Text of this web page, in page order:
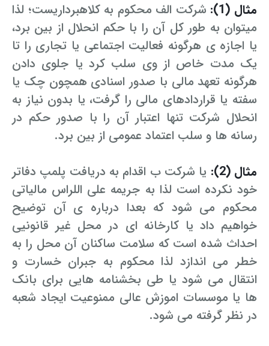
مثال (1):
شرکت الف محکوم به کلاهبرداریست؛ لذا
میتوان به طور کل آن را با حکم انحلال از بین برد،
یا اجازه ی هرگونه فعالیت اجتماعی یا تجاری را تا
یک مدت خاص از وی سلب کرد یا جلوی دادن
هرگونه تعهد مالی با صدور اسنادی همچون چک یا
سفته یا قراردادهای مالی را گرفت، یا بدون نیاز به
انحلال شرکت تنها اعتبار آن را با صدور حکم در
رسانه ها و سلب اعتماد عمومی از بین برد.
مثال (2):
یا شرکت ب اقدام به دریافت پلمپ دفاتر
خود نکرده است لذا به جریمه علی اللراس مالیاتی
محکوم می شود که بعدا درباره ی آن توضیح
خواهیم داد یا کارخانه ای در محل غیر قانونیی
احداث شده است که سلامت ساکنان آن محل را به
خطر می اندازد لذا محکوم به جبران خسارت و
انتقال می شود یا طی بخشنامه هایی برای بانک
ها یا موسسات اموزش عالی ممنوعیت ایجاد شعبه
در نظر گرفته می شود.